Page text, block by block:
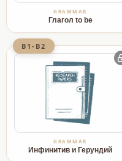
GRAMMAR
Глагол to be
B1-B2
GRAMMAR
Инфинитив и Герундий